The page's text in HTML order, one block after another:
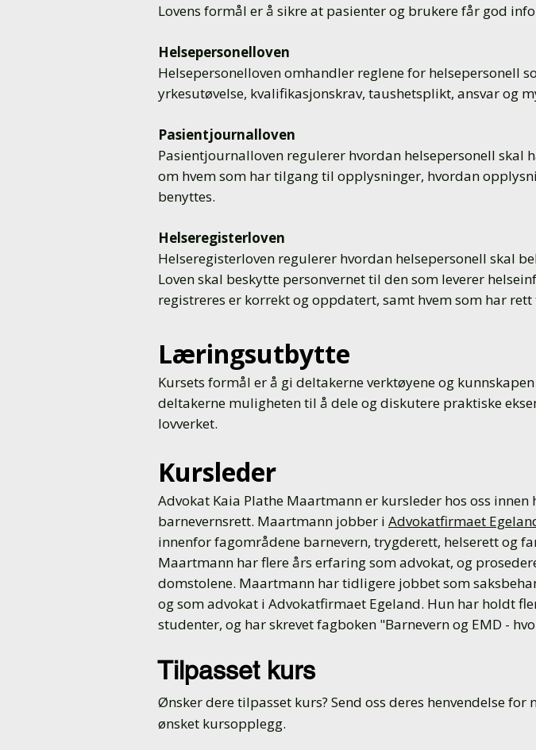
Lovens formål er å sikre at pasienter og brukere får god
Helsepersonelloven
Helsepersonelloven omhandler reglene for helsepersonell
yrkesutøvelse, kvalifikasjonskrav, taushetsplikt, ansvar og
Pasientjournalloven
Pasientjournalloven regulerer hvordan helsepersonell
om hvem som har tilgang til opplysninger, hvordan
benyttes.
Helseregisterloven
Helseregisterloven regulerer hvordan helsepersonell skal
Loven skal beskytte personvernet til den som leverer
registreres er korrekt og oppdatert, samt hvem som har
Læringsutbytte
Kursets formål er å gi deltakerne verktøyene og
deltakerne muligheten til å dele og diskutere praktiske
lovverket.
Kursleder
Advokat Kaia Plathe Maartmann er kursleder hos oss innen
barnevernsrett. ​Maartmann jobber i Advokatfirmaet
innenfor fagområdene barnevern, trygderett, helserett og
Maartmann har flere års erfaring som advokat, og
domstolene. ​Maartmann har tidligere jobbet som
og som advokat i Advokatfirmaet Egeland. Hun har holdt
studenter, og har skrevet fagboken "Barnevern og EMD -
Tilpasset kurs
Ønsker dere tilpasset kurs? Send oss deres henvendelse
ønsket kursopplegg.